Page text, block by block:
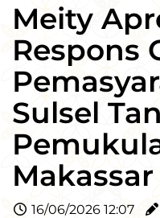
Meity
Respons
Sulsel
Makassar
16/06/2026 12:07